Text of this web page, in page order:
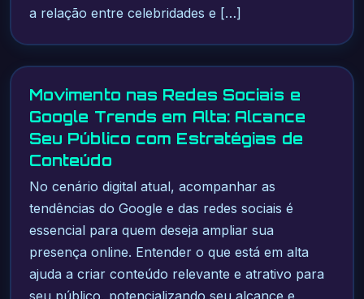
a relação entre celebridades e […]
Movimento nas Redes Sociais e
Google Trends em Alta: Alcance
Seu Público com Estratégias de
Conteúdo
No cenário digital atual, acompanhar as
tendências do Google e das redes sociais é
essencial para quem deseja ampliar sua
presença online. Entender o que está em alta
ajuda a criar conteúdo relevante e atrativo para